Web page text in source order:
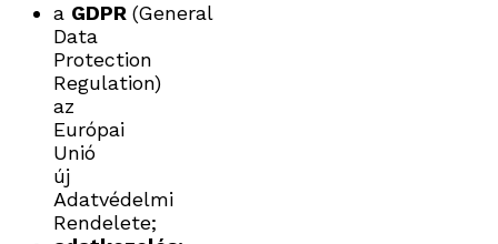
a GDPR (General
Data
Protection
Regulation)
az
Európai
Unió
új
Adatvédelmi
Rendelete;